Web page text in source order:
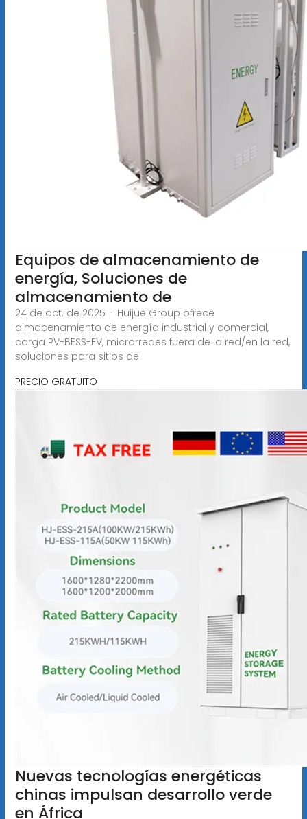
Equipos de almacenamiento de
energía, Soluciones de
almacenamiento de
24 de oct. de 2025 · Huijue Group ofrece
almacenamiento de energía industrial y comercial,
carga PV-BESS-EV, microrredes fuera de la red/en la red,
soluciones para sitios de
PRECIO GRATUITO
Nuevas tecnologías energéticas
chinas impulsan desarrollo verde
en África